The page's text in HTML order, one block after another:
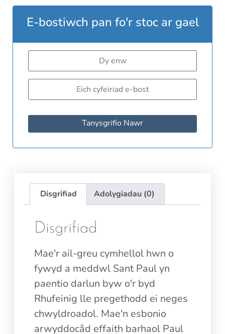
E-bostiwch pan fo'r stoc ar gael
Tanysgrifio Nawr
Disgrifiad Adolygiadau (0)
Disgrifiad
Mae'r ail-greu cymhellol hwn o
fywyd a meddwl Sant Paul yn
paentio darlun byw o'r byd
Rhufeinig lle pregethodd ei neges
chwyldroadol. Mae'n esbonio
arwyddocâd effaith barhaol Paul